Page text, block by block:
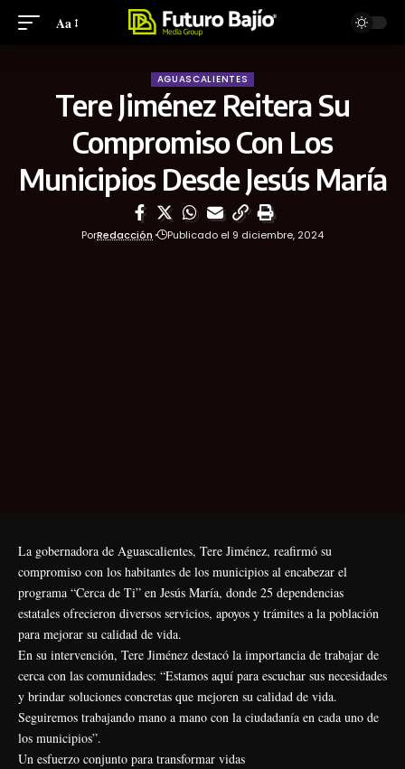
Aa
AGUASCALIENTES
Tere Jiménez Reitera Su
Compromiso Con Los
Municipios Desde Jesús María
PorRedacción Publicado el 9 diciembre, 2024
La gobernadora de Aguascalientes, Tere Jiménez, reafirmó su
compromiso con los habitantes de los municipios al encabezar el
programa “Cerca de Ti” en Jesús María, donde 25 dependencias
estatales ofrecieron diversos servicios, apoyos y trámites a la población
para mejorar su calidad de vida.
En su intervención, Tere Jiménez destacó la importancia de trabajar de
cerca con las comunidades: “Estamos aquí para escuchar sus necesidades
y brindar soluciones concretas que mejoren su calidad de vida.
Seguiremos trabajando mano a mano con la ciudadanía en cada uno de
los municipios”.
Un esfuerzo conjunto para transformar vidas